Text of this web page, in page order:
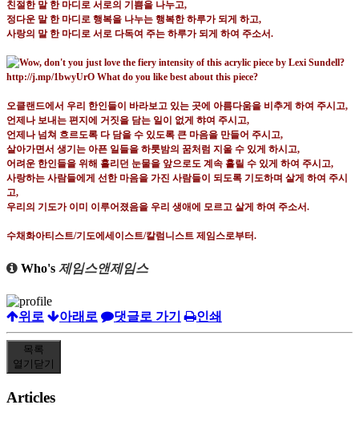
친절한 말 한 마디로 서로의 기쁨을 나누고,
정다운 말 한 마디로 행복을 나누는 행복한 하루가 되게 하고,
사랑의 말 한 마디로 서로 다독여 주는 하루가 되게 하여 주소서.
오클랜드에서 우리 한인들이 바라보고 있는 곳에 아름다움을 비추게 하여 주시고,
언제나 보내는 편지에 거짓을 담는 일이 없게 햐여 주시고,
언제나 넘쳐 흐르도록 다 담을 수 있도록 큰 마음을 만들어 주시고,
살아가면서 생기는 아픈 일들을 하룻밤의 꿈처럼 지울 수 있게 하시고,
어려운 한인들을 위해 흘리던 눈물을 앞으로도 계속 흘릴 수 있게 하여 주시고,
사랑하는 사람들에게 선한 마음을 가진 사람들이 되도록 기도하며 살게 하여 주시
고,
우리의 기도가 이미 이루어졌음을 우리 생애에 모르고 살게 하여 주소서.
수채화아티스트/기도에세이스트/칼럼니스트 제임스로부터.
Who's 제임스앤제임스
위로 아래로 댓글로 가기 인쇄
목록
열기 닫기
Articles